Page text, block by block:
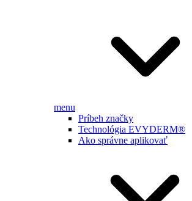
menu
Príbeh značky
Technológia EVYDERM®
Ako správne aplikovať